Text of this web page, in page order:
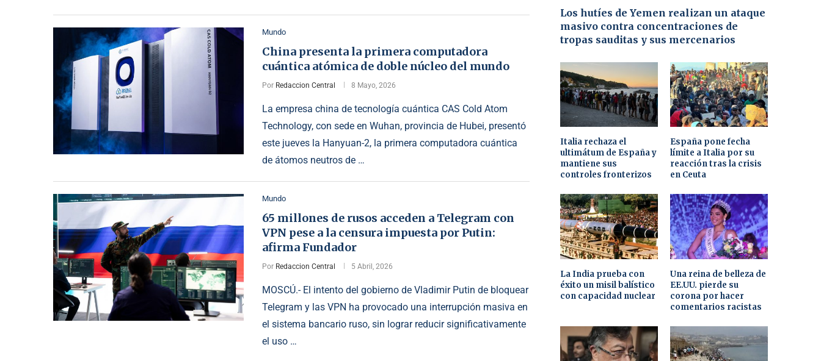
Mundo
China presenta la primera computadora
cuántica atómica de doble núcleo del mundo
Por Redaccion Central 8 Mayo, 2026
La empresa china de tecnología cuántica CAS Cold Atom
Technology, con sede en Wuhan, provincia de Hubei, presentó
este jueves la Hanyuan-2, la primera computadora cuántica
de átomos neutros de …
Mundo
65 millones de rusos acceden a Telegram con
VPN pese a la censura impuesta por Putin:
afirma Fundador
Por Redaccion Central 5 Abril, 2026
MOSCÚ.- El intento del gobierno de Vladimir Putin de bloquear
Telegram y las VPN ha provocado una interrupción masiva en
el sistema bancario ruso, sin lograr reducir significativamente
el uso …
Los hutíes de Yemen realizan un ataque
masivo contra concentraciones de
tropas sauditas y sus mercenarios
Italia rechaza el
ultimátum de España y
mantiene sus
controles fronterizos
España pone fecha
límite a Italia por su
reacción tras la crisis
en Ceuta
La India prueba con
éxito un misil balístico
con capacidad nuclear
Una reina de belleza de
EE.UU. pierde su
corona por hacer
comentarios racistas